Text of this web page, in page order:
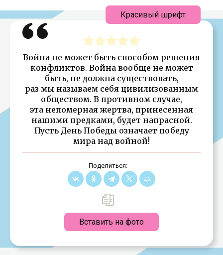
Война не может быть способом решения
конфликтов. Война вообще не может
быть, не должна существовать,
раз мы называем себя цивилизованным
обществом. В противном случае,
эта непомерная жертва, принесенная
нашими предками, будет напрасной.
Пусть День Победы означает победу
мира над войной!
Поделиться:
Вставить на фото
Красивый шрифт